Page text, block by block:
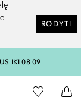
RODYTI
IKI 08 09
pagrindinį
Į mano
Į